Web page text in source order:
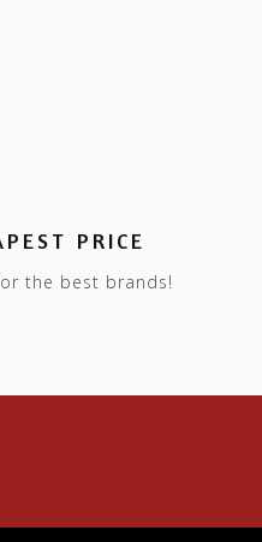
PRICE
the best brands!